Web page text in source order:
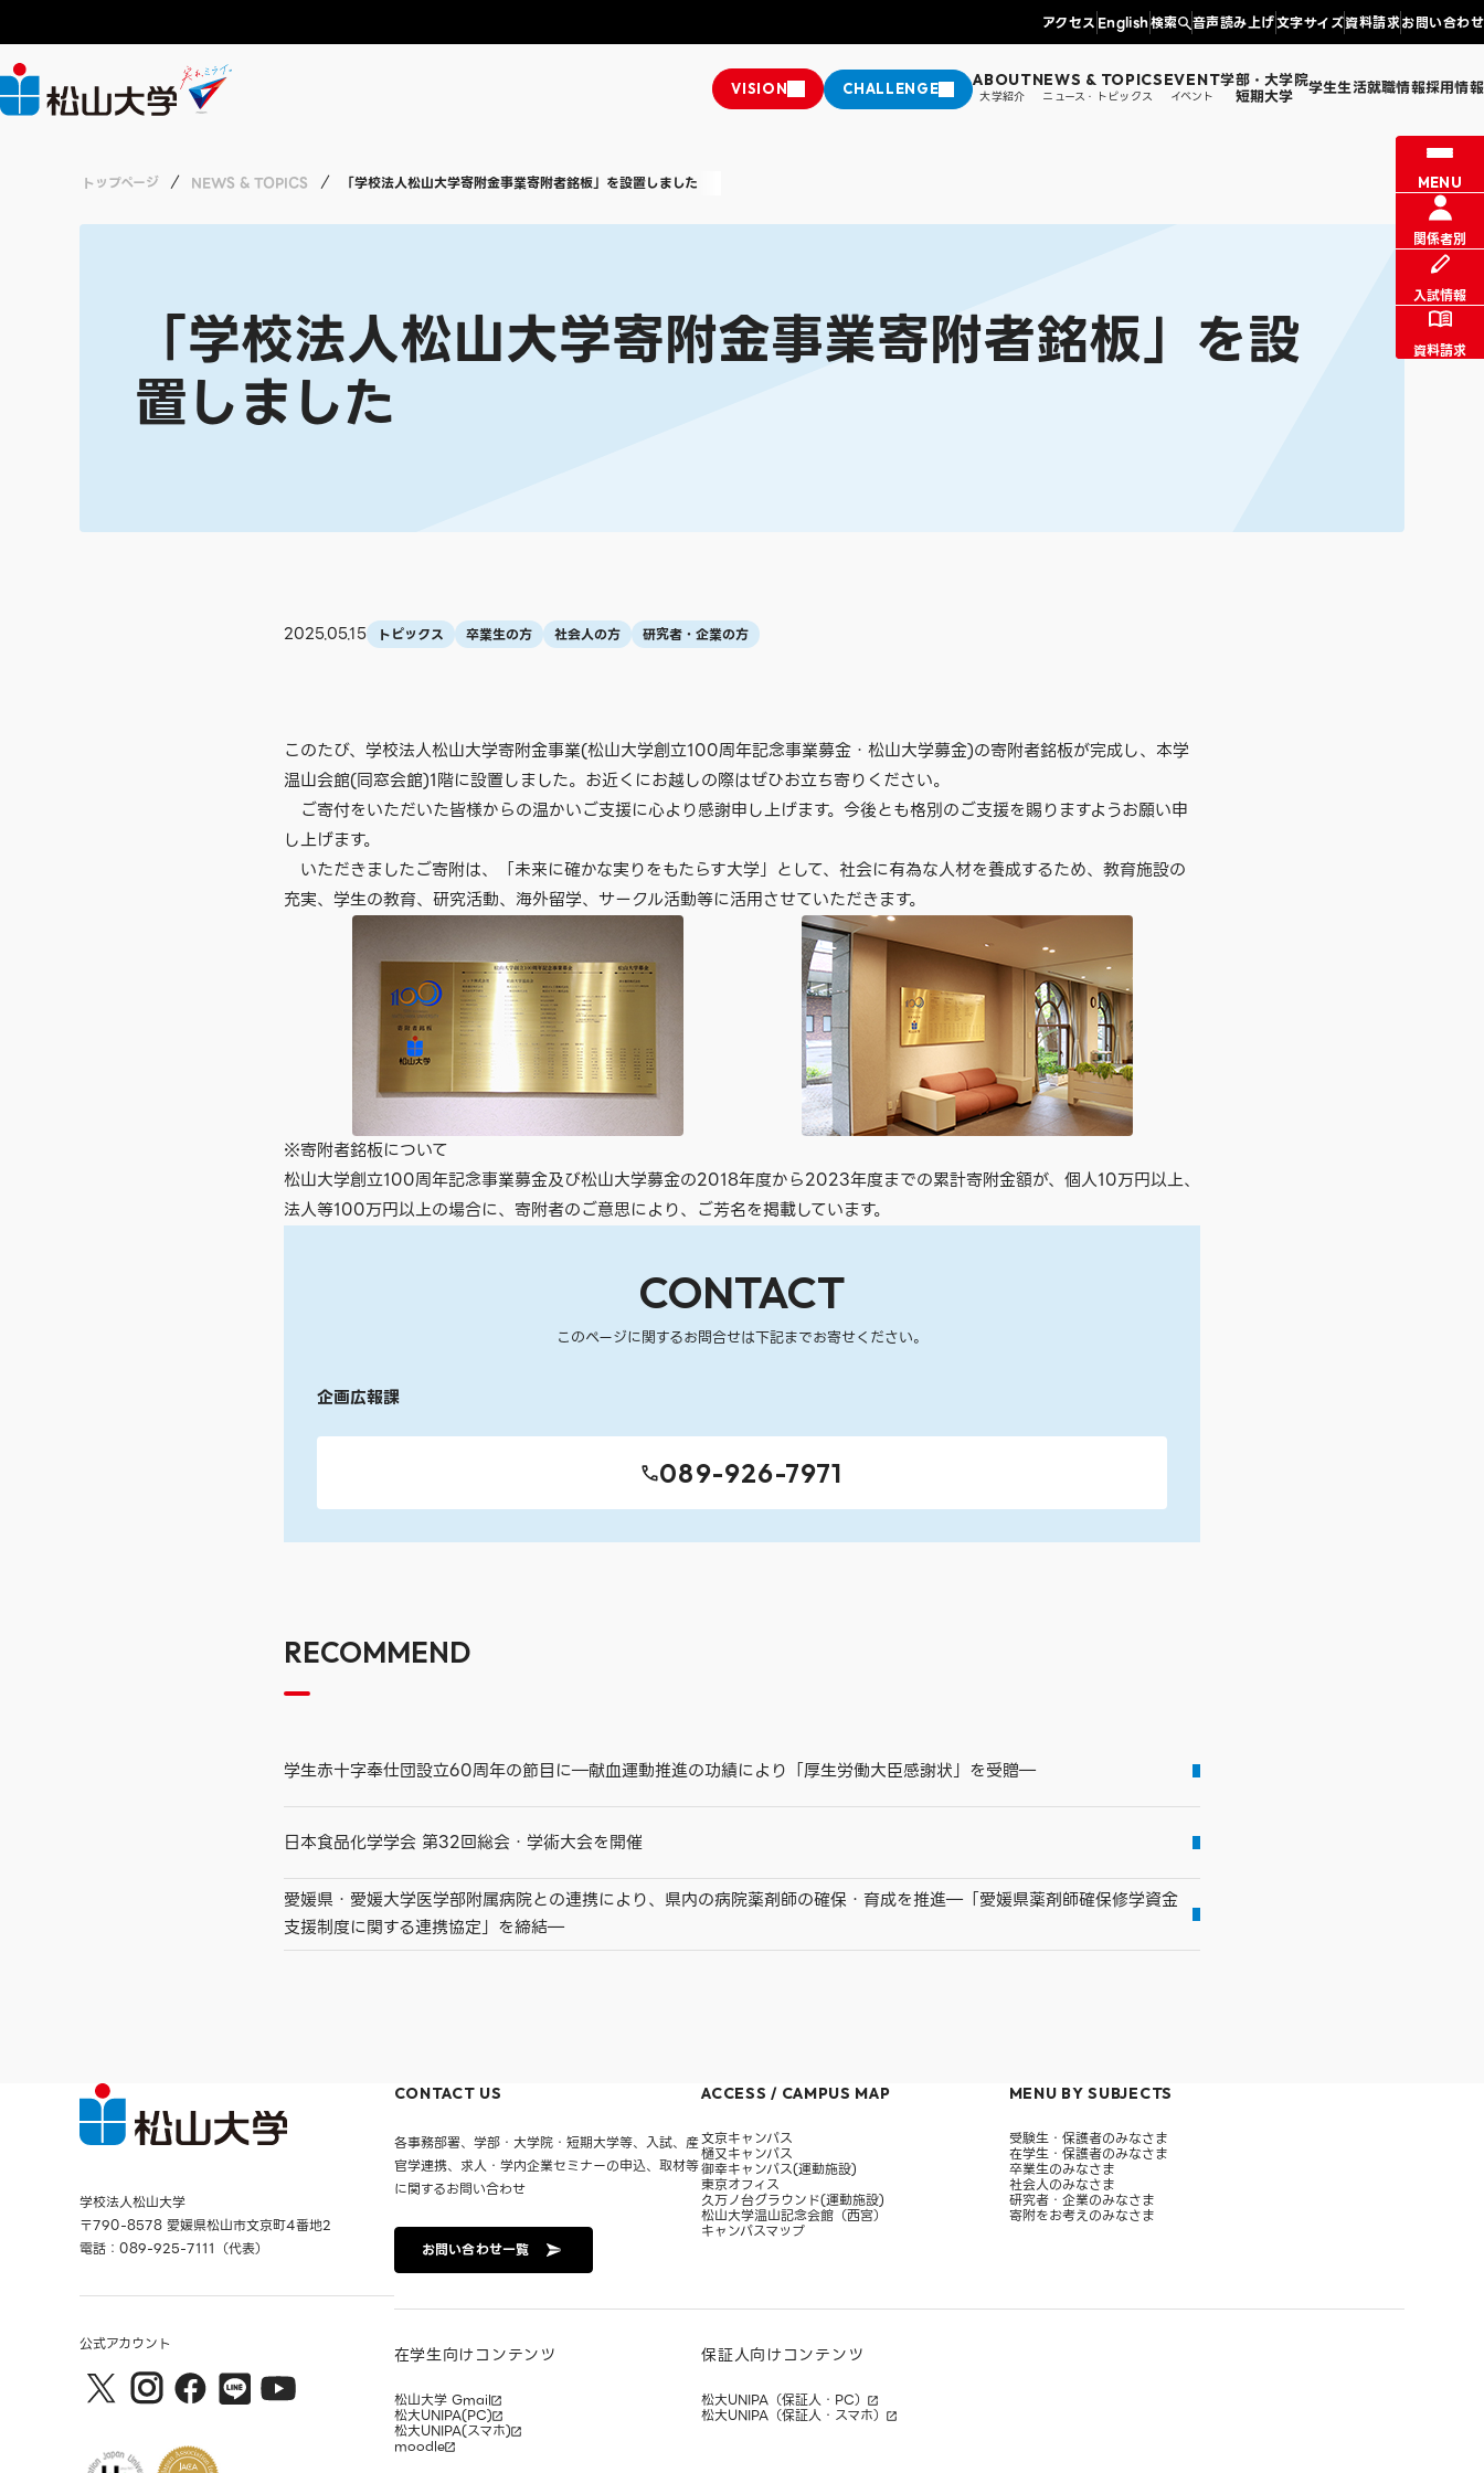
アクセス English検索 音声読み上げ文字サイズ資料請求お問い合わせ
VISION CHALLENGE
CHALLENGE
ABOUT
大学紹介
ABOUT
広報
情報公開
総合研究所
NEWS & TOPICS
ニュース・トピックス
EVENT
イベント
学部・大学院
短期大学
ACADEMICS
薬学部 医療薬学科 情報学部 情報学科 大学院 松山短期大学
学生生活
LIFE
授業・単位互換
各種資格・講座
クラブ＆サークル
学生生活支援
就職情報
RECRUIT
就職支援
インターンシップ
採用情報
CAREERS
職員募集
労働施策総合推進法に基づく中途採用比率の公表
MENU
関係者別
入試情報
資料請求
トップページ NEWS & TOPICS 「学校法人松山大学寄附金事業寄附者銘板」を設置しました
「学校法人松山大学寄附金事業寄附者銘板」を設
置しました
2025.05.15 トピックス 卒業生の方 社会人の方 研究者・企業の方
このたび、学校法人松山大学寄附金事業(松山大学創立100周年記念事業募金・松山大学募金)の寄附者銘板が完成し、本学
温山会館(同窓会館)1階に設置しました。お近くにお越しの際はぜひお立ち寄りください。
ご寄付をいただいた皆様からの温かいご支援に心より感謝申し上げます。今後とも格別のご支援を賜りますようお願い申
し上げます。
いただきましたご寄附は、「未来に確かな実りをもたらす大学」として、社会に有為な人材を養成するため、教育施設の
充実、学生の教育、研究活動、海外留学、サークル活動等に活用させていただきます。
※寄附者銘板について
松山大学創立100周年記念事業募金及び松山大学募金の2018年度から2023年度までの累計寄附金額が、個人10万円以上、
法人等100万円以上の場合に、寄附者のご意思により、ご芳名を掲載しています。
CONTACT
このページに関するお問合せは下記までお寄せください。
企画広報課
089-926-7971
RECOMMEND
学生赤十字奉仕団設立60周年の節目に―献血運動推進の功績により「厚生労働大臣感謝状」を受贈―
日本食品化学学会 第32回総会・学術大会を開催
愛媛県・愛媛大学医学部附属病院との連携により、県内の病院薬剤師の確保・育成を推進―「愛媛県薬剤師確保修学資金
支援制度に関する連携協定」を締結―
学校法人松山大学
〒790-8578 愛媛県松山市文京町4番地2
電話：089-925-7111（代表）
公式アカウント
CONTACT US
各事務部署、学部・大学院・短期大学等、入試、産
官学連携、求人・学内企業セミナーの申込、取材等
に関するお問い合わせ
お問い合わせ一覧
ACCESS / CAMPUS MAP
文京キャンパス
樋又キャンパス
御幸キャンパス(運動施設)
東京オフィス
久万ノ台グラウンド(運動施設)
松山大学温山記念会館（西宮）
キャンパスマップ
MENU BY SUBJECTS
受験生・保護者のみなさま
在学生・保護者のみなさま
卒業生のみなさま
社会人のみなさま
研究者・企業のみなさま
寄附をお考えのみなさま
在学生向けコンテンツ
松山大学 Gmail
松大UNIPA(PC)
松大UNIPA(スマホ)
moodle
保証人向けコンテンツ
松大UNIPA（保証人・PC）
松大UNIPA（保証人・スマホ）